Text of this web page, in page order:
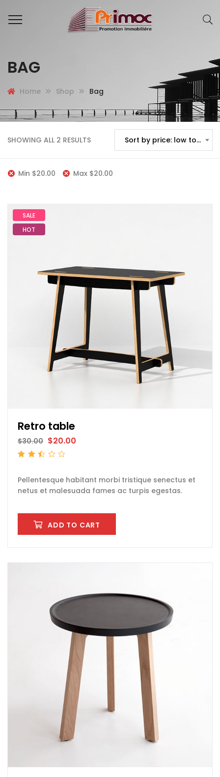
BAG
Home Shop Bag
SHOWING ALL 2 RESULTS Sort by price: low to high
Min $20.00 Max $20.00
SALE
HOT
Retro table
$30.00 $20.00
of 5
Pellentesque habitant morbi tristique senectus et
netus et malesuada fames ac turpis egestas.
ADD TO CART